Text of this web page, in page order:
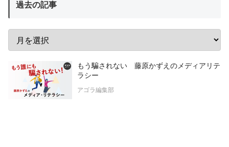
過去の記事
もう騙されない 藤原かずえのメディアリテ
ラシー
アゴラ編集部